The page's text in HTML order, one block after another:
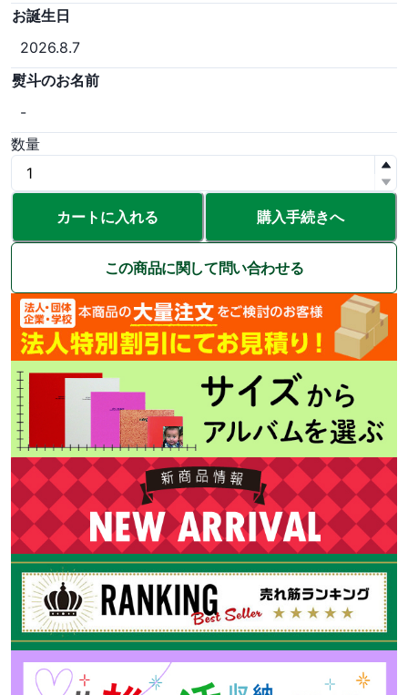
お誕生日
2026.8.7
熨斗のお名前
-
数量
カートに入れる 購入手続きへ
この商品に関して問い合わせる